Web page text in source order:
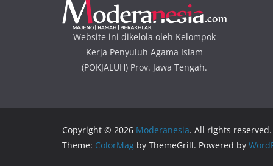
Website ini dikelola oleh Kelompok
Kerja Penyuluh Agama Islam
(POKJALUH) Prov. Jawa Tengah.
Copyright © 2026 Moderanesia. All rights reserved.
Theme: ColorMag by ThemeGrill. Powered by